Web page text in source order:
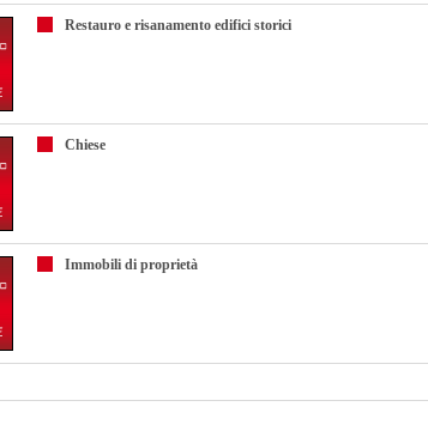
Restauro e risanamento edifici storici
Chiese
Immobili di proprietà